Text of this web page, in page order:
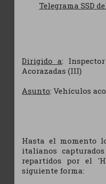
Telegrama SSD
Dirigido a:
Acorazadas (III)
Asunto: Vehículos
Hasta el momento
italianos
repartidos por el
siguiente forma: